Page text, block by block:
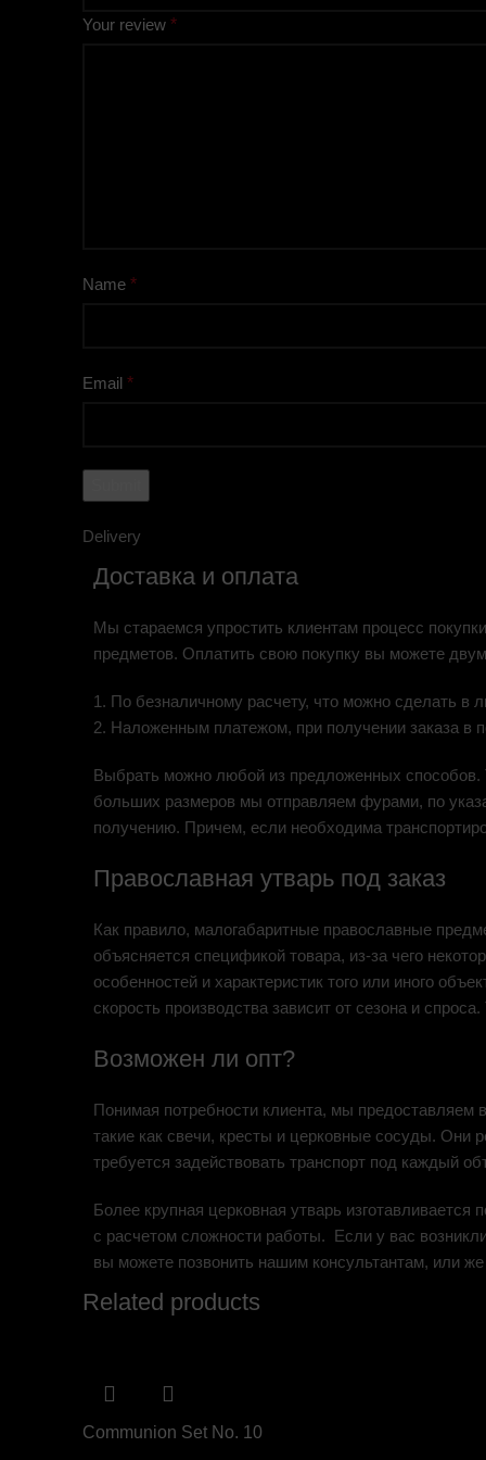
Your review *
Name *
Email *
Delivery
Доставка и оплата
Мы стараемся упростить клиентам процесс
предметов. Оплатить свою покупку вы можете
1. По безналичному расчету, что можно сделать
2. Наложенным платежом, при получении заказа в
Выбрать можно любой из предложенных способов.
больших размеров мы отправляем фурами, по
получению. Причем, если необходима
Православная утварь под заказ
Как правило, малогабаритные православные
объясняется спецификой товара, из-за чего
особенностей и характеристик того или иного
скорость производства зависит от сезона и
Возможен ли опт?
Понимая потребности клиента, мы предоставляем
такие как свечи, кресты и церковные сосуды. Они
требуется задействовать транспорт под каждый
Более крупная церковная утварь
с расчетом сложности работы. Если у вас
вы можете позвонить нашим консультантам, или
Related products
Communion Set No. 10